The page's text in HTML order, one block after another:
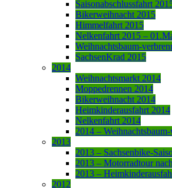
Saisonabschlussfahrt
Bikerweihnacht 2015
Himmelfahrt 2015
Nelkenfahrt 2015 –
Weihnachtsbaum-
SachsenKrad 2015
2014
Weihnachtsmarkt 2014
Moppedrennen 2014
Bikerweihnacht 2014
Heimkinderausfahrt 2014
Nelkenfahrt 2014
2014 –
2013
2013 – Sachsenbike-
2013 – Motorradtour
2013 –
2012